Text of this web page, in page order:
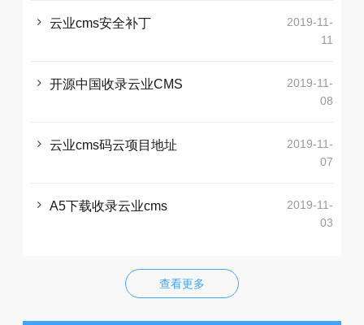
云业cms安全补丁
2019-11-
11
开源中国收录云业CMS
2019-11-
08
云业cms码云项目地址
2019-11-
07
A5下载收录云业cms
2019-11-
03
查看更多